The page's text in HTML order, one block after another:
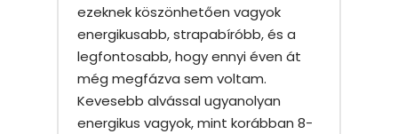
ezeknek köszönhetően vagyok
energikusabb, strapabíróbb, és a
legfontosabb, hogy ennyi éven át
még megfázva sem voltam.
Kevesebb alvással ugyanolyan
energikus vagyok, mint korábban 8-